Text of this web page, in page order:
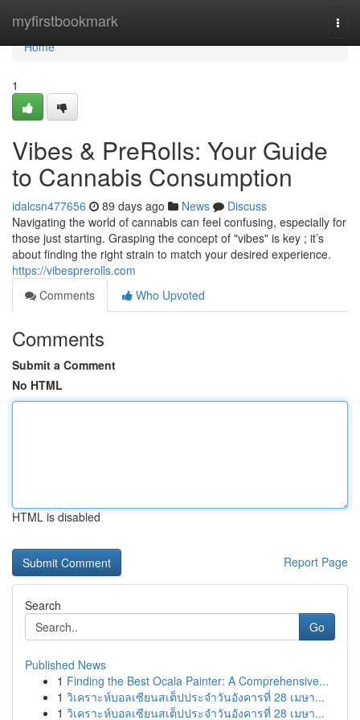
myfirstbookmark
Home
Home
1
Vibes & PreRolls: Your Guide
to Cannabis Consumption
idalcsn477656 89 days ago News
Discuss
Navigating the world of cannabis can feel confusing, especially for
those just starting. Grasping the concept of "vibes" is key ; it’s
about finding the right strain to match your desired experience.
https://vibesprerolls.com
Comments
Who Upvoted
Comments
Submit a Comment
No HTML
HTML is disabled
Report Page
Search
Go
Published News
1 Finding the Best Ocala Painter: A Comprehensive...
1 วิเคราะห์บอลเซียนสเต็ปประจำวันอังคารที่ 28 เมษา...
1 วิเคราะห์บอลเซียนสเต็ปประจำวันอังคารที่ 28 เมษา...